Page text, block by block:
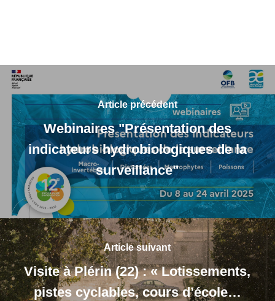
Article précédent
Webinaires "Présentation des
indicateurs hydrobiologiques de la
surveillance"
Article suivant
Visite à Plérin (22) : « Lotissements,
pistes cyclables, cours d’école…